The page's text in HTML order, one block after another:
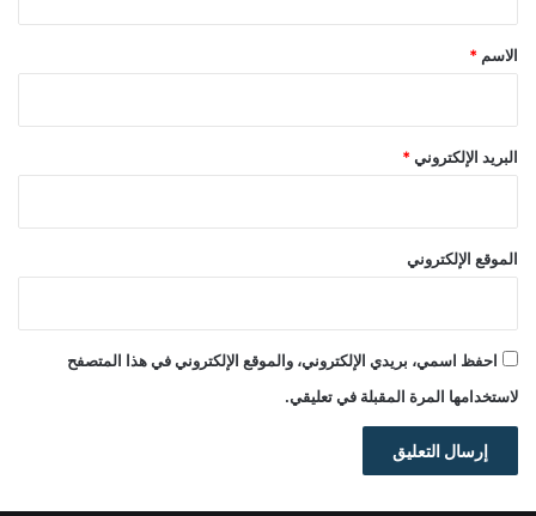
*
الاسم *
البريد الإلكتروني *
الموقع الإلكتروني
احفظ اسمي، بريدي الإلكتروني، والموقع الإلكتروني في هذا المتصفح
لاستخدامها المرة المقبلة في تعليقي.